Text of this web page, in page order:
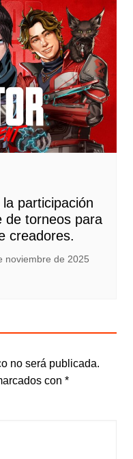
participación
de torneos para
creadores.
noviembre de 2025
no será publicada.
con *